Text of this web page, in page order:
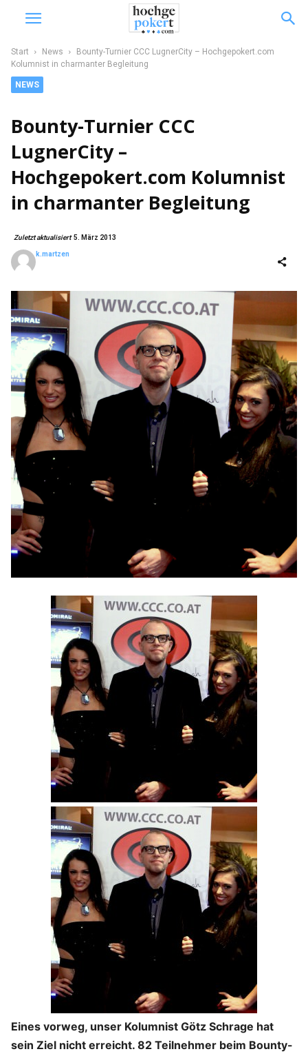
Start News
Bounty-Turnier CCC LugnerCity – Hochgepokert.com
Kolumnist in charmanter Begleitung
NEWS
Bounty-Turnier CCC
LugnerCity –
Hochgepokert.com Kolumnist
in charmanter Begleitung
Zuletzt aktualisiert5. März 2013
k.martzen
Eines vorweg, unser Kolumnist Götz Schrage hat
sein Ziel nicht erreicht. 82 Teilnehmer beim Bounty-